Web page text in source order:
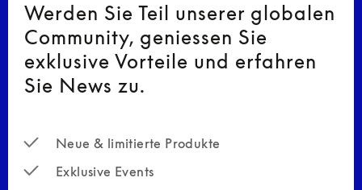
Werden Sie Teil unserer globalen
Community, geniessen Sie
exklusive Vorteile und erfahren
Sie News zu.
Neue & limitierte Produkte
Exklusive Events